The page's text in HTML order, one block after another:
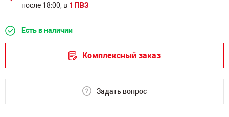
после 18:00, в 1 ПВЗ
Есть в наличии
Комплексный заказ
Задать вопрос